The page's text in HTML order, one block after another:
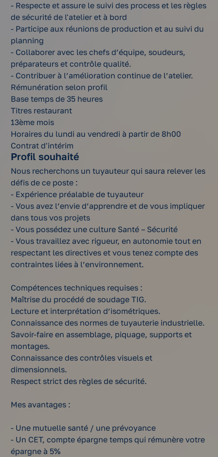
- Respecte et assure le suivi des process et les règles
de sécurité de l'atelier et à bord
- Participe aux réunions de production et au suivi du
planning
- Collaborer avec les chefs d’équipe, soudeurs,
préparateurs et contrôle qualité.
- Contribuer à l’amélioration continue de l’atelier.
Rémunération selon profil
Base temps de 35 heures
Titres restaurant
13ème mois
Horaires du lundi au vendredi à partir de 8h00
Contrat d'intérim
Profil souhaité
Nous recherchons un tuyauteur qui saura relever les
défis de ce poste :
- Expérience préalable de tuyauteur
- Vous avez l’envie d’apprendre et de vous impliquer
dans tous vos projets
- Vous possédez une culture Santé – Sécurité
- Vous travaillez avec rigueur, en autonomie tout en
respectant les directives et vous tenez compte des
contraintes liées à l’environnement.
Compétences techniques requises :
Maîtrise du procédé de soudage TIG.
Lecture et interprétation d’isométriques.
Connaissance des normes de tuyauterie industrielle.
Savoir-faire en assemblage, piquage, supports et
montages.
Connaissance des contrôles visuels et
dimensionnels.
Respect strict des règles de sécurité.
Mes avantages :
- Une mutuelle santé / une prévoyance
- Un CET, compte épargne temps qui rémunère votre
épargne à 5%